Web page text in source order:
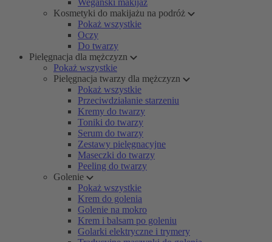
Wegański makijaż
Kosmetyki do makijażu na podróż
Pokaż wszystkie
Oczy
Do twarzy
Pielęgnacja dla mężczyzn
Pokaż wszystkie
Pielęgnacja twarzy dla mężczyzn
Pokaż wszystkie
Przeciwdziałanie starzeniu
Kremy do twarzy
Toniki do twarzy
Serum do twarzy
Zestawy pielęgnacyjne
Maseczki do twarzy
Peeling do twarzy
Golenie
Pokaż wszystkie
Krem do golenia
Golenie na mokro
Krem i balsam po goleniu
Golarki elektryczne i trymery